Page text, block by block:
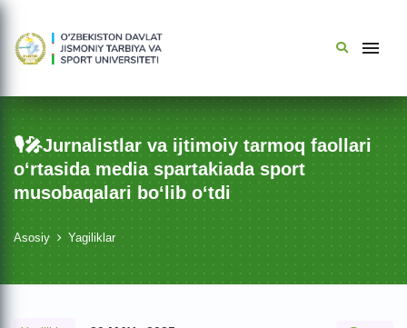
🎙🎤Jurnalistlar va ijtimoiy tarmoq faollari
o‘rtasida media spartakiada sport
musobaqalari bo‘lib o‘tdi
Asosiy Yagiliklar